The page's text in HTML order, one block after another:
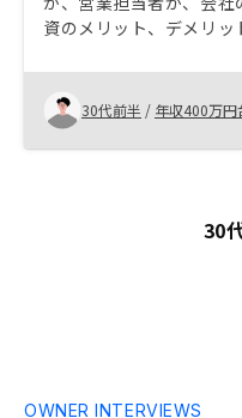
資のメリット、デメリッ
てして頂いたおかげで
ることが出来ました。
検討していたこともあり
っかけとして、これから
と思いました。
30代前半 / 年収400万円
30
OWNER INTERVIEWS